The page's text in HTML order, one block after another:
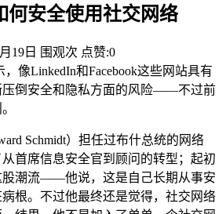
何安全使用社交网络
19日 围观次 点赞:0
像LinkedIn和Facebook这些网站具有
压倒安全和隐私方面的风险——不过前
Schmidt）担任过布什总统的网络
首席信息安全官到顾问的转型；起初
股潮流——他说，这是自己长期从事安
根。不过他最终还是觉得，社交网络